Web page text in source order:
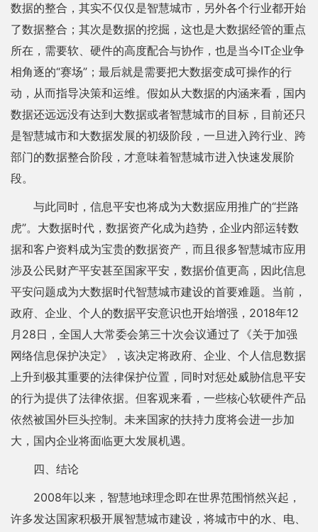
数据的整合，其实不仅仅是智慧城市，另外各个行业都开始
了数据整合；其次是数据的挖掘，这也是大数据经管的重点
所在，需要软、硬件的高度配合与协作，也是当今IT企业争
相角逐的“赛场”；最后就是需要把大数据变成可操作的行
动，从而指导决策和运维。假如从大数据的内涵来看，国内
数据还远远没有达到大数据或者智慧城市的目标，目前还只
是智慧城市和大数据发展的初级阶段，一旦进入跨行业、跨
部门的数据整合阶段，才意味着智慧城市进入快速发展阶
段。
与此同时，信息平安也将成为大数据应用推广的“拦路
虎”。大数据时代，数据资产化成为趋势，企业内部运转数
据和客户资料成为宝贵的数据资产，而且很多智慧城市应用
涉及公民财产平安甚至国家平安，数据价值更高，因此信息
平安问题成为大数据时代智慧城市建设的首要难题。当前，
政府、企业、个人的数据平安意识也开始增强，2018年12
月28日，全国人大常委会第三十次会议通过了《关于加强
网络信息保护决定》，该决定将政府、企业、个人信息数据
上升到极其重要的法律保护位置，同时对惩处威胁信息平安
的行为提供了法律依据。但客观来看，一些核心软硬件产品
依然被国外巨头控制。未来国家的扶持力度将会进一步加
大，国内企业将面临更大发展机遇。
四、结论
2008年以来，智慧地球理念即在世界范围悄然兴起，
许多发达国家积极开展智慧城市建设，将城市中的水、电、